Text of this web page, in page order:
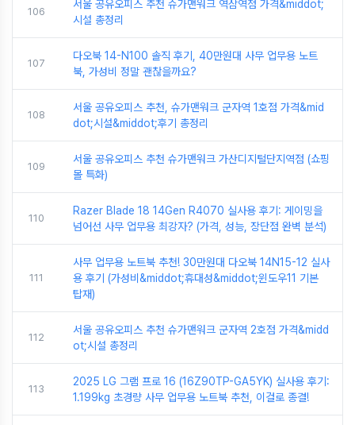
106
서울 공유오피스 추천 슈가맨워크 역삼역점 가격&middot;
시설 총정리
107
다오북 14-N100 솔직 후기, 40만원대 사무 업무용 노트
북, 가성비 정말 괜찮을까요?
108
서울 공유오피스 추천, 슈가맨워크 군자역 1호점 가격&mid
dot;시설&middot;후기 총정리
109
서울 공유오피스 추천 슈가맨워크 가산디지털단지역점 (쇼핑
몰 특화)
110
Razer Blade 18 14Gen R4070 실사용 후기: 게이밍을
넘어선 사무 업무용 최강자? (가격, 성능, 장단점 완벽 분석)
111
사무 업무용 노트북 추천! 30만원대 다오북 14N15-12 실사
용 후기 (가성비&middot;휴대성&middot;윈도우11 기본
탑재)
112
서울 공유오피스 추천 슈가맨워크 군자역 2호점 가격&midd
ot;시설 총정리
113
2025 LG 그램 프로 16 (16Z90TP-GA5YK) 실사용 후기:
1.199kg 초경량 사무 업무용 노트북 추천, 이걸로 종결!